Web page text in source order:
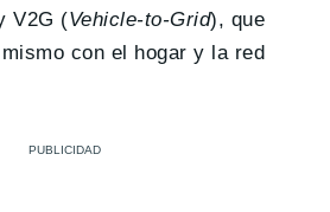
V2G (Vehicle-to-Grid), que
con el hogar y la red